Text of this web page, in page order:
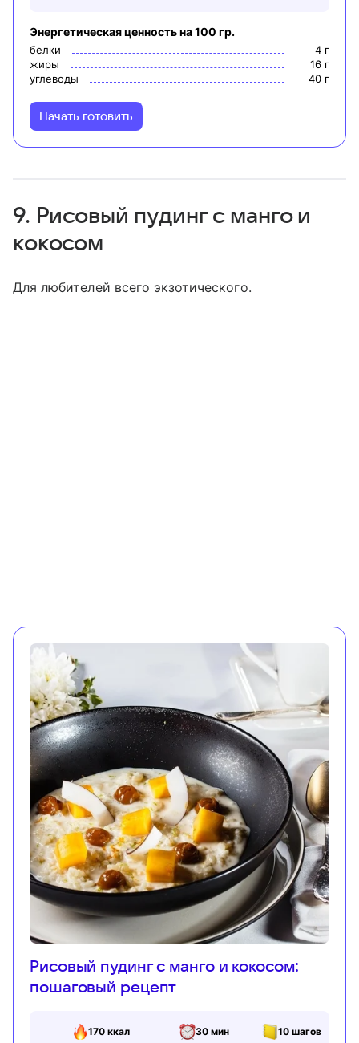
Энергетическая ценность на 100 гр.
белки 4 г
жиры
16 г
углеводы
40 г
Начать готовить
9. Рисовый пудинг с манго и
кокосом
Для любителей всего экзотического.
Рисовый пудинг с манго и кокосом:
пошаговый рецепт
170ккал 30 мин 10 шагов